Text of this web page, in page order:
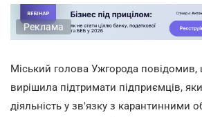
Реклама
Міський голова Ужгорода повідомив,
вирішила підтримати підприємців,
діяльність у зв'язку з карантинними